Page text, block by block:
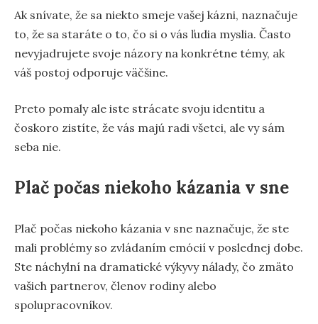
Ak snívate, že sa niekto smeje vašej kázni, naznačuje
to, že sa staráte o to, čo si o vás ľudia myslia. Často
nevyjadrujete svoje názory na konkrétne témy, ak
váš postoj odporuje väčšine.
Preto pomaly ale iste strácate svoju identitu a
čoskoro zistíte, že vás majú radi všetci, ale vy sám
seba nie.
Plač počas niekoho kázania v sne
Plač počas niekoho kázania v sne naznačuje, že ste
mali problémy so zvládaním emócií v poslednej dobe.
Ste náchylní na dramatické výkyvy nálady, čo zmäto
vašich partnerov, členov rodiny alebo
spolupracovníkov.